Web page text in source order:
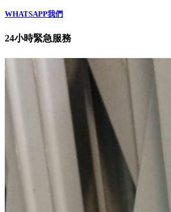
WHATSAPP我們
24小時緊急服務